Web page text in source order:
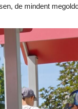
de mindent